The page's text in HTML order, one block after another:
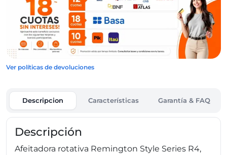
Ver políticas de devoluciones
Descripcion Características Garantía & FAQ
Descripción
Afeitadora rotativa Remington Style Series R4,